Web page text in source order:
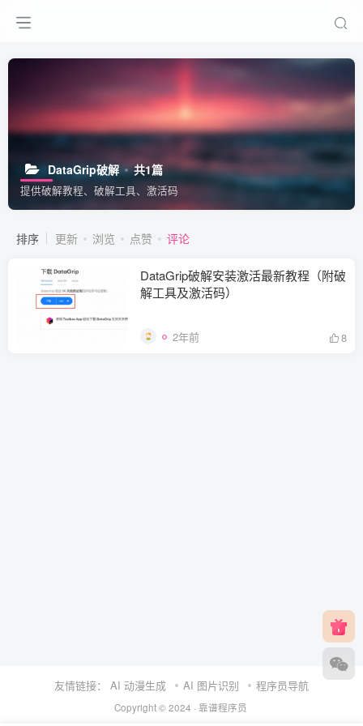
DataGrip破解 共1篇
提供破解教程、破解工具、激活码
排序 更新 浏览 点赞 评论
DataGrip破解安装激活最新教程（附破
解工具及激活码）
2年前 8
友情链接： AI 动漫生成 AI 图片识别 程序员导航
Copyright © 2024 · 靠谱程序员